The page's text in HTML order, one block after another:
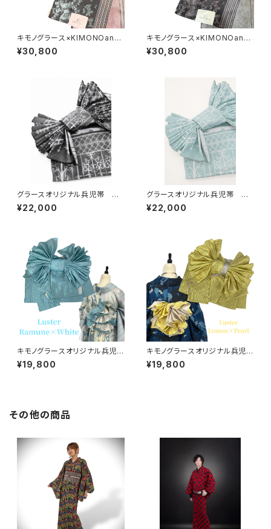
キモノグラース×KIMONOann
e.×宇野亞喜良 コラボ兵児帯 K
IMONOanne.vol7掲載 Ribb
¥30,800
キモノグラース×KIMONOann
e.×宇野亞喜良 コラボ兵児帯 K
IMONOanne.vol7掲載 Ribb
¥30,800
グラースオリジナル兵児帯 ア
イアンフェンス ブラック×ホワ
イト ポリエステル100％
¥22,000
グラースオリジナル兵児帯 ア
イアンフェンス ターコイズ×プ
ラチナ ポリエステル100％
¥22,000
キモノグラースオリジナル兵児
帯 Luster（ラスター）ラムネ×
ホワイト ポリエステル100％
¥19,800
キモノグラースオリジナル兵児
帯 Luster（ラスター）レモン×
パール ポリエステル100％
¥19,800
その他の商品